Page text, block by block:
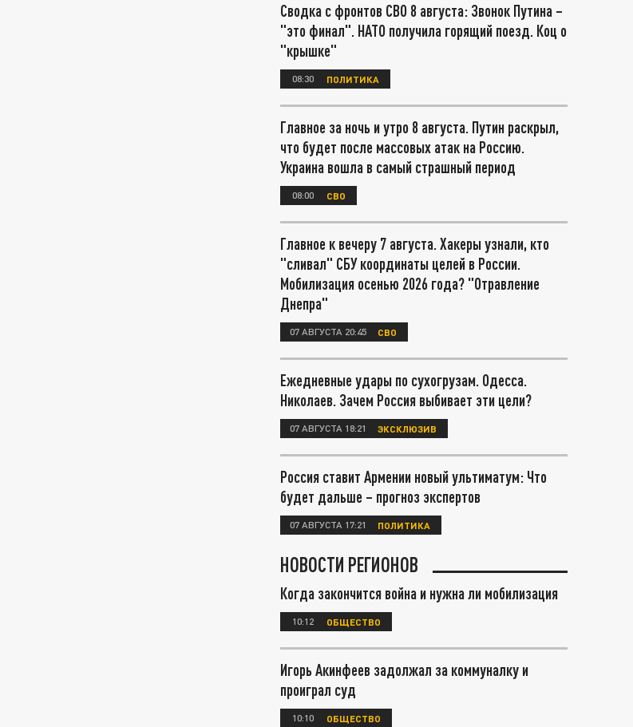
Сводка с фронтов СВО 8 августа: Звонок Путина –
"это финал". НАТО получила горящий поезд. Коц о
"крышке"
08:30 ПОЛИТИКА
Главное за ночь и утро 8 августа. Путин раскрыл,
что будет после массовых атак на Россию.
Украина вошла в самый страшный период
08:00 СВО
Главное к вечеру 7 августа. Хакеры узнали, кто
"сливал" СБУ координаты целей в России.
Мобилизация осенью 2026 года? "Отравление
Днепра"
07 АВГУСТА 20:45 СВО
Ежедневные удары по сухогрузам. Одесса.
Николаев. Зачем Россия выбивает эти цели?
07 АВГУСТА 18:21 ЭКСКЛЮЗИВ
Россия ставит Армении новый ультиматум: Что
будет дальше – прогноз экспертов
07 АВГУСТА 17:21 ПОЛИТИКА
НОВОСТИ РЕГИОНОВ
Когда закончится война и нужна ли мобилизация
10:12 ОБЩЕСТВО
Игорь Акинфеев задолжал за коммуналку и
проиграл суд
10:10 ОБЩЕСТВО